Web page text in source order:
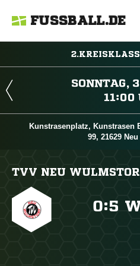
FUSSBALL.DE

Kunstrasenplatz, Kunstrasen
99, 21629
TVV NEU
: